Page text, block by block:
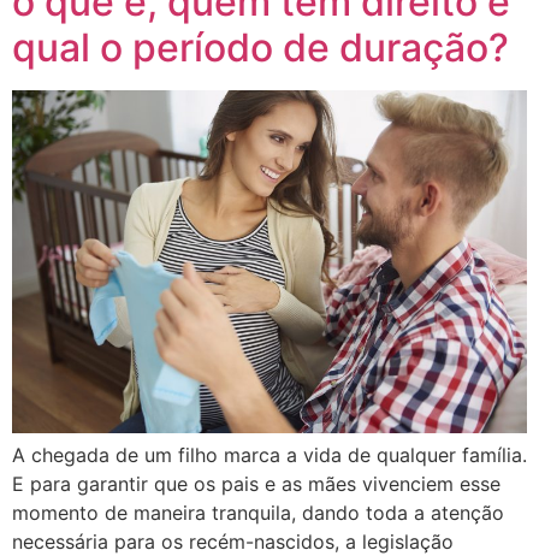
qual o período de duração?
A chegada de um filho marca a vida de qualquer família.
E para garantir que os pais e as mães vivenciem esse
momento de maneira tranquila, dando toda a atenção
necessária para os recém-nascidos, a legislação